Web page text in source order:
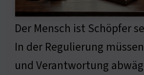
Der Mensch ist Schöpfer
In der Regulierung
und Verantwortung